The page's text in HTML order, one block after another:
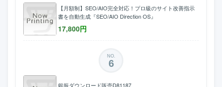
【月額制】SEO/AIO完全対応！プロ級のサイト改善指示
書を自動生成『SEO/AIO Direction OS』
17,800円
NO.
6
銀振ダウンロード販売D81187